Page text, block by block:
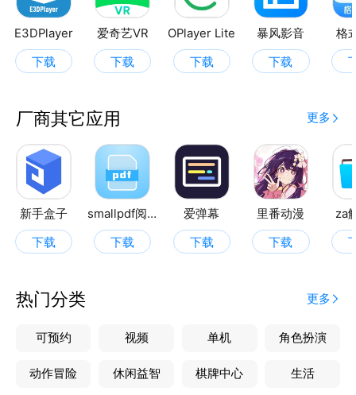
E3DPlayer
下载
爱奇艺VR
下载
OPlayer Lite
下载
暴风影音
下载
格
厂商其它应用 更多
新手盒子
下载
smallpdf阅读器
下载
爱弹幕
下载
里番动漫
下载
za
热门分类 更多
可预约 视频 单机 角色扮演
动作冒险 休闲益智 棋牌中心 生活